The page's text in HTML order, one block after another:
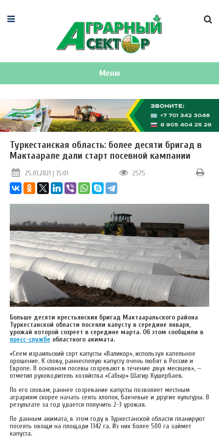
Меню
Туркестанская область: более десяти бригад в
Мактаарале дали старт посевной кампании
25.01.2021 | 15:01 2575
Больше десяти крестьянских бригад Мактааральского района
Туркестанской области посеяли капусту в середине января,
урожай которой созреет в середине марта. Об этом сообщили в
пресс-службе областного акимата.
«Сеем израильский сорт капусты «Валикор», используя капельное
орошение. К слову, раннеспелую капусту очень любят в России и
Европе. В основном посевы созревают в течение двух месяцев», —
отметил руководитель хозяйства «Сабыр» Шагир Кушербаев.
По его словам, раннее созревание капусты позволяет местным
аграриям скорее начать сеять хлопок, бахчевые и другие культуры. В
результате за год удается получить 2-3 урожая.
По данным акимата, в этом году в Туркестанской области планируют
посеять овощи на площади 1342 га. Из них более 500 га займет
капуста.